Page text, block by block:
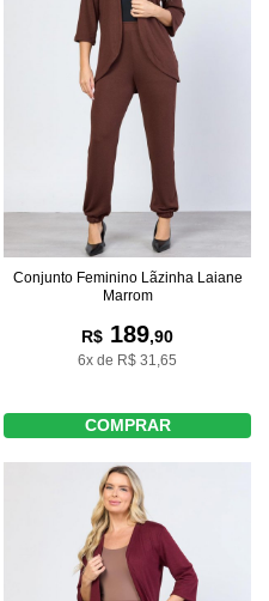
Conjunto Feminino Lãzinha Laiane
Marrom
R$ 189,90
6x de R$ 31,65
COMPRAR